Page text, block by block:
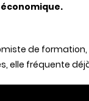
de formation,
elle fréquente déjà